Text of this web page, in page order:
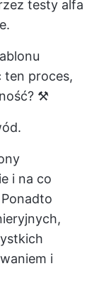
testy alfa
ten proces,
⚒️
i na co
i